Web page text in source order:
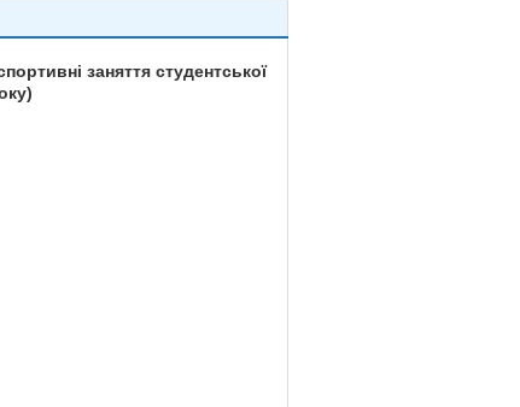
заняття студентської